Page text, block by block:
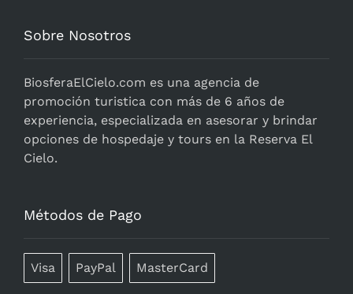
Sobre Nosotros
BiosferaElCielo.com es una agencia de
promoción turistica con más de 6 años de
experiencia, especializada en asesorar y brindar
opciones de hospedaje y tours en la Reserva El
Cielo.
Métodos de Pago
Visa PayPal MasterCard